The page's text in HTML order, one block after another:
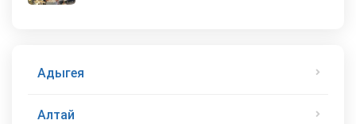
Адыгея
Алтай